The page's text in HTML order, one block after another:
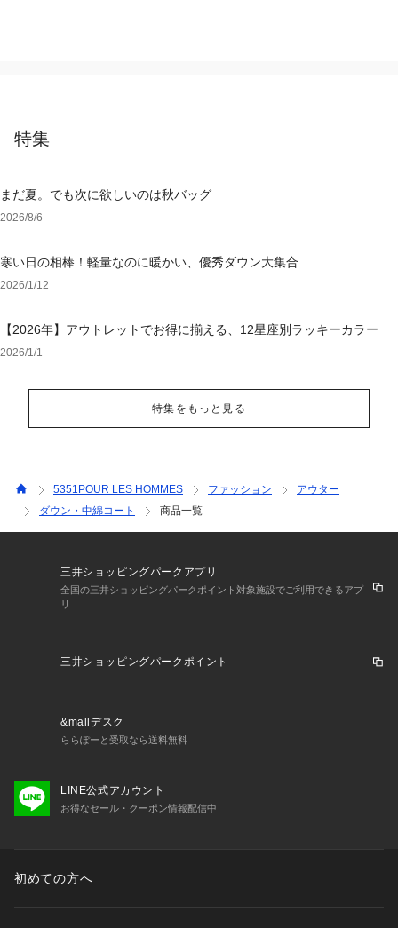
特集
まだ夏。でも次に欲しいのは秋バッグ
2026/8/6
寒い日の相棒！軽量なのに暖かい、優秀ダウン大集合
2026/1/12
【2026年】アウトレットでお得に揃える、12星座別ラッキーカラー
2026/1/1
特集をもっと見る
5351POUR LES HOMMES ファッション
アウター
ダウン・中綿コート
商品一覧
三井ショッピングパークアプリ
全国の三井ショッピングパークポイント対象施設でご利用できるアプ
リ
三井ショッピングパークポイント
&mallデスク
ららぽーと受取なら送料無料
LINE公式アカウント
お得なセール・クーポン情報配信中
初めての方へ